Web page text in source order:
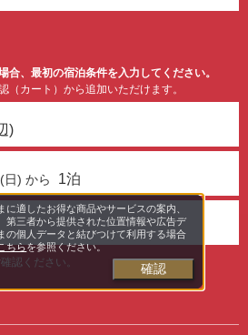
合、最初の宿泊条件を入力してください。
カート）から追加いただけます。
)
(日) から 1泊
認ください。
に適したお得な商品やサービスの案内、
第三者から提供された位置情報や広告デ
の個人データと結びつけて利用する場合
ちらを参照ください。
確認